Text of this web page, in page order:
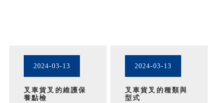
2024-03-13
叉車貨叉的維護保
養點檢
2024-03-13
叉車貨叉的種類與
型式